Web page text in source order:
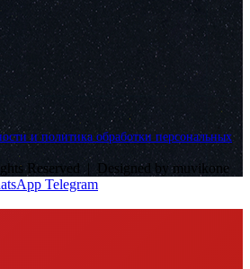
и политика обработки персональных
Reserved |
Designed by muvikone
Telegram